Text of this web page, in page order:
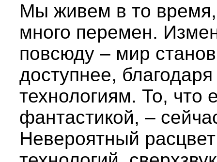
Мы живем в то время,
много перемен.
повсюду – мир
доступнее,
технологиям. То,
фантастикой, –
Невероятный